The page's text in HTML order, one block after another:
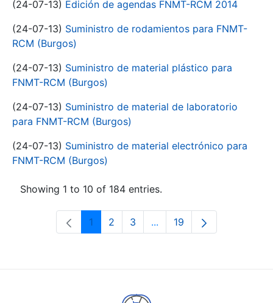
(24-07-13) Edición de agendas FNMT-RCM 2014
(24-07-13) Suministro de rodamientos para FNMT-
RCM (Burgos)
(24-07-13) Suministro de material plástico para
FNMT-RCM (Burgos)
(24-07-13) Suministro de material de laboratorio
para FNMT-RCM (Burgos)
(24-07-13) Suministro de material electrónico para
FNMT-RCM (Burgos)
Showing 1 to 10 of 184 entries.
Page
1 Page
2 Page
3 ...Intermediate Pages Use
Page
19